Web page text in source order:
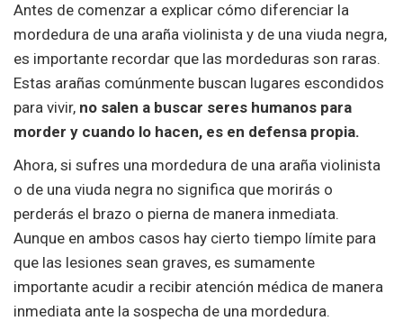
Antes de comenzar a explicar cómo diferenciar la
mordedura de una araña violinista y de una viuda negra,
es importante recordar que las mordeduras son raras.
Estas arañas comúnmente buscan lugares escondidos
para vivir, no salen a buscar seres humanos para
morder y cuando lo hacen, es en defensa propia.
Ahora, si sufres una mordedura de una araña violinista
o de una viuda negra no significa que morirás o
perderás el brazo o pierna de manera inmediata.
Aunque en ambos casos hay cierto tiempo límite para
que las lesiones sean graves, es sumamente
importante acudir a recibir atención médica de manera
inmediata ante la sospecha de una mordedura.